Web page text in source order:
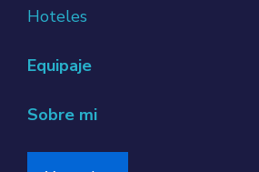
Hoteles
Equipaje
Sobre mi